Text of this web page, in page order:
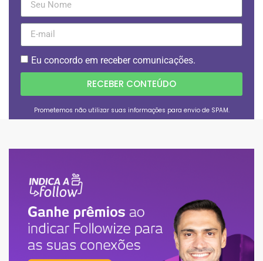
Eu concordo em receber comunicações.
RECEBER CONTEÚDO
Prometemos não utilizar suas informações para envio de SPAM.